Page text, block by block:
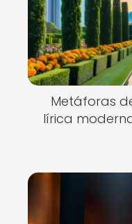
Metáforas
lírica